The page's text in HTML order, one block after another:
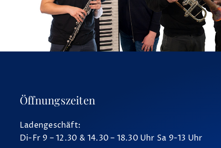
Öffnungszeiten
Ladengeschäft:
Di-Fr 9 – 12.30 & 14.30 – 18.30 Uhr Sa 9-13 Uhr